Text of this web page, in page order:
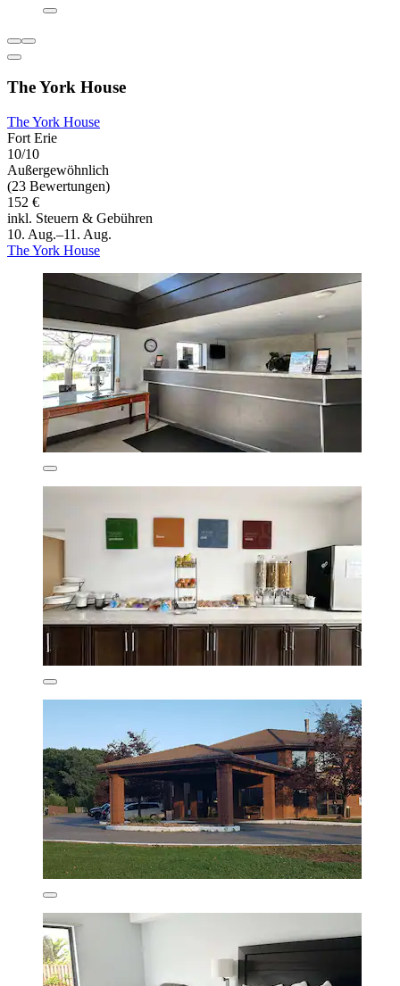
The York House
The York House
Fort Erie
10/10
Außergewöhnlich
(23 Bewertungen)
152 €
inkl. Steuern & Gebühren
10. Aug.–11. Aug.
The York House